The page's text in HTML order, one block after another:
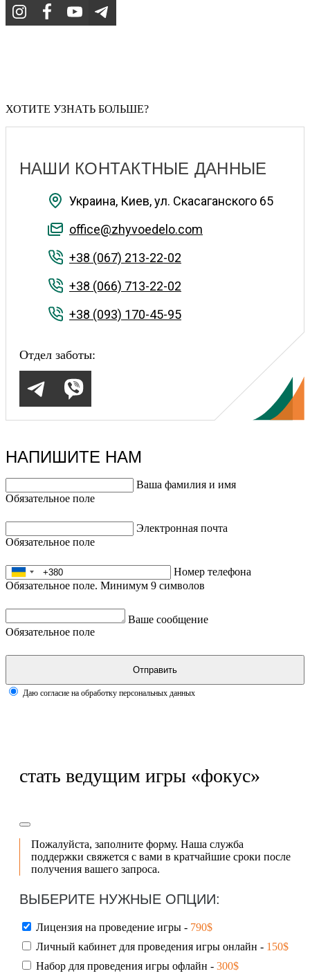
ХОТИТЕ УЗНАТЬ БОЛЬШЕ?
НАШИ КОНТАКТНЫЕ ДАННЫЕ
Украина, Киев, ул. Скасаганского 65
office@zhyvoedelo.com
+38 (067) 213-22-02
+38 (066) 713-22-02
+38 (093) 170-45-95
Отдел заботы:
НАПИШИТЕ НАМ
Ваша фамилия и имя
Обязательное поле
Электронная почта
Обязательное поле
Номер телефона
Обязательное поле. Минимум 9 символов
Ваше сообщение
Обязательное поле
Отправить
Даю согласие на обработку персональных данных
стать ведущим игры «фокус»
Пожалуйста, заполните форму. Наша служба
поддержки свяжется с вами в кратчайшие сроки после
получения вашего запроса.
ВЫБЕРИТЕ НУЖНЫЕ ОПЦИИ:
Лицензия на проведение игры - 790$
Личный кабинет для проведения игры онлайн - 150$
Набор для проведения игры офлайн - 300$